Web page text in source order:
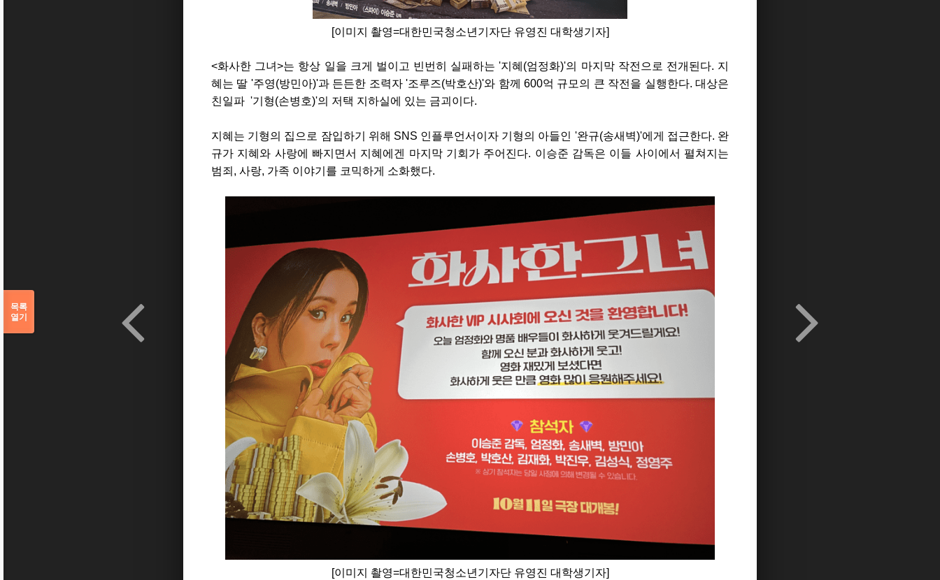
[이미지 촬영=대한민국청소년기자단 유영진 대학생기자]
<화사한 그녀>는 항상 일을 크게 벌이고 빈번히 실패하는 '지혜(엄정화)'의 마지막 작전으로 전개된다. 지
혜는 딸 '주영(방민아)'과 든든한 조력자 '조루즈(박호산)'와 함께 600억 규모의 큰 작전을 실행한다. 대상은
친일파 '기형(손병호)'의 저택 지하실에 있는 금괴이다.
지혜는 기형의 집으로 잠입하기 위해 SNS 인플루언서이자 기형의 아들인 '완규(송새벽)'에게 접근한다. 완
규가 지혜와 사랑에 빠지면서 지혜에겐 마지막 기회가 주어진다. 이 승준 감독은 이들 사이에서 펼쳐지는
범죄, 사랑, 가족 이야기를 코믹하게 소화했다.
[이미지 촬영=대한민국청소년기자단 유영진 대학생기자]
목록
열기